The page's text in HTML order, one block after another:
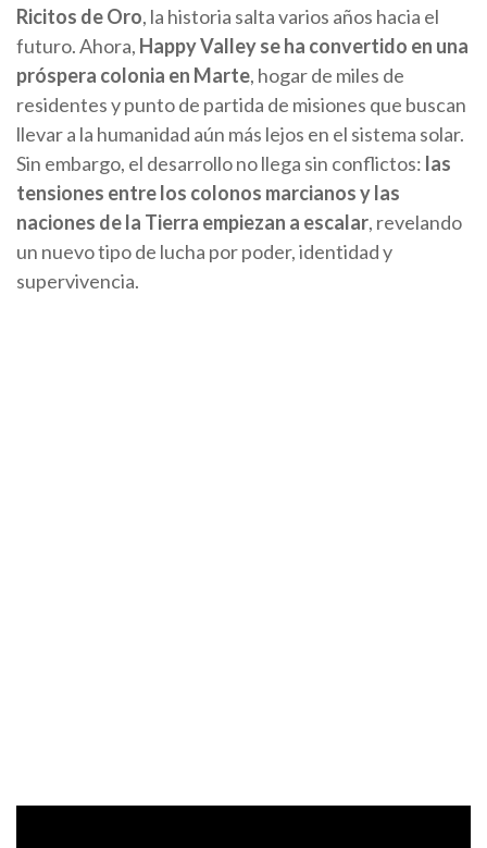
Ricitos de Oro, la historia salta varios años hacia el
futuro. Ahora, Happy Valley se ha convertido en una
próspera colonia en Marte, hogar de miles de
residentes y punto de partida de misiones que buscan
llevar a la humanidad aún más lejos en el sistema solar.
Sin embargo, el desarrollo no llega sin conflictos: las
tensiones entre los colonos marcianos y las
naciones de la Tierra empiezan a escalar, revelando
un nuevo tipo de lucha por poder, identidad y
supervivencia.